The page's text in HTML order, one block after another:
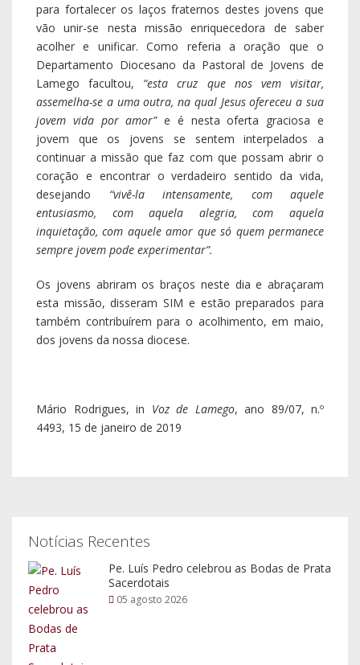
para fortalecer os laços fraternos destes jovens que
vão unir-se nesta missão enriquecedora de saber
acolher e unificar. Como referia a oração que o
Departamento Diocesano da Pastoral de Jovens de
Lamego facultou, “esta cruz que nos vem visitar,
assemelha-se a uma outra, na qual Jesus ofereceu a sua
jovem vida por amor”e é nesta oferta graciosa e
jovem que os jovens se sentem interpelados a
continuar a missão que faz com que possam abrir o
coração e encontrar o verdadeiro sentido da vida,
desejando “vivê-la intensamente, com aquele
entusiasmo, com aquela alegria, com aquela
inquietação, com aquele amor que só quem permanece
sempre jovem pode experimentar”.
Os jovens abriram os braços neste dia e abraçaram
esta missão, disseram SIM e estão preparados para
também contribuírem para o acolhimento, em maio,
dos jovens da nossa diocese.
Mário Rodrigues, in Voz de Lamego, ano 89/07, n.º
4493, 15 de janeiro de 2019
Notícias Recentes
Pe. Luís Pedro celebrou as Bodas de Prata
Sacerdotais
05 agosto 2026